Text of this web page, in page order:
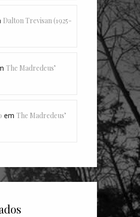
Dalton Trevisan (1925-
The Madredeus’
em The Madredeus’